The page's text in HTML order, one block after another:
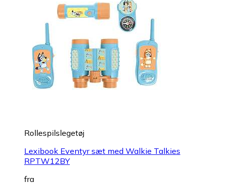
Rollespilslegetøj
Lexibook Eventyr sæt med Walkie Talkies
RPTW12BY
fra